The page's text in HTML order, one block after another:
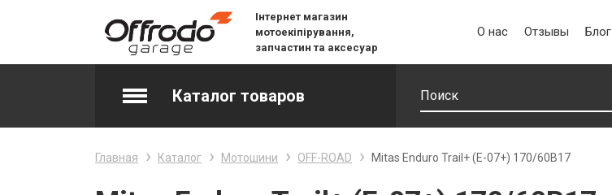
Інтернет магазин
мотоекіпірування,
запчастин та аксесуар
О нас Отзывы Блог
Каталог товаров
Джерсі
Главная Каталог Мотошини OFF-ROAD Mitas Enduro Trail+ (E-07+) 170/60B17